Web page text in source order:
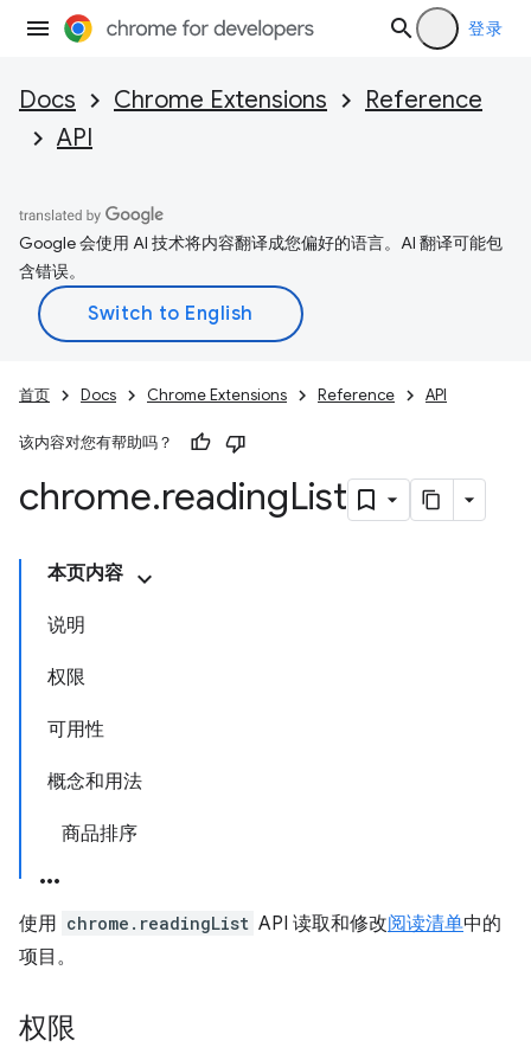
登录
Docs Chrome Extensions
Reference
API
Google 会使用 AI 技术将内容翻译成您偏好的语言。AI 翻译可能包
含错误。
首页 Docs Chrome Extensions Reference API
该内容对您有帮助吗？
chrome.readingList
本页内容
说明
权限
可用性
概念和用法
商品排序
使用 chrome.readingList API 读取和修改阅读清单中的
项目。
权限